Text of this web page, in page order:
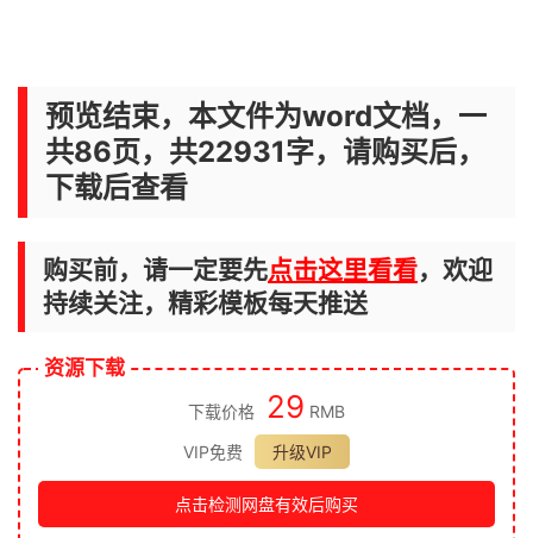
预览结束，本文件为word文档，一
共86页，共22931字，请购买后，
下载后查看
购买前，请一定要先点击这里看看，欢迎
持续关注，精彩模板每天推送
资源下载
下载价格 29 RMB
VIP免费
升级VIP
点击检测网盘有效后购买